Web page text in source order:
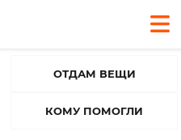
ОТДАМ ВЕЩИ
КОМУ ПОМОГЛИ